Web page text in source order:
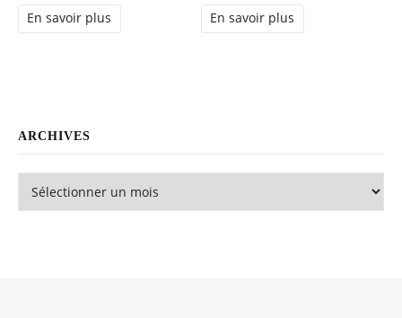
En savoir plus En savoir plus
ARCHIVES
Archives